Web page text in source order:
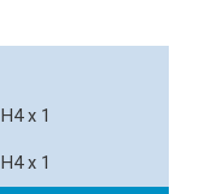
x 1
x 1